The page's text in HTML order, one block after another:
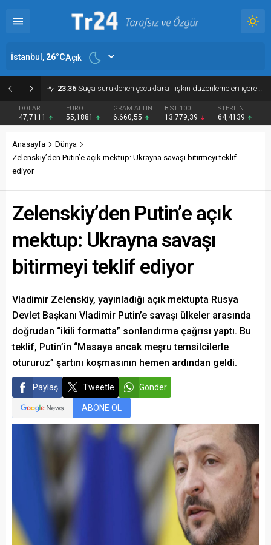
23:12 İsmail Köybaşı: “Maçtan sonra konuşma yapmak isterdim ama öyle bir şansımız olmadı”
DOLAR
47,7111
EURO
55,1881
GRAM ALTIN
6.660,55
BIST 100
13.779,39
STERLİN
64,4139
İstanbul, 26°CAçık
Anasayfa
Dünya
Zelenskiy’den Putin’e açık mektup: Ukrayna savaşı bitirmeyi teklif
ediyor
Zelenskiy’den Putin’e açık
mektup: Ukrayna savaşı
bitirmeyi teklif ediyor
Vladimir Zelenskiy, yayınladığı açık mektupta Rusya
Devlet Başkanı Vladimir Putin’e savaşı ülkeler arasında
doğrudan “ikili formatta” sonlandırma çağrısı yaptı. Bu
teklif, Putin’in “Masaya ancak meşru temsilcilerle
otururuz” şartını koşmasının hemen ardından geldi.
Paylaş Tweetle Gönder
ABONE OL